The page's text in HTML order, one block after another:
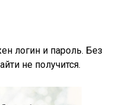
логин и пароль. Без
не получится.